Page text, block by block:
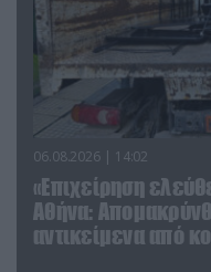
06.08.2026 | 14:02
«Επιχείρηση
Αθήνα:
αντικείμενα από